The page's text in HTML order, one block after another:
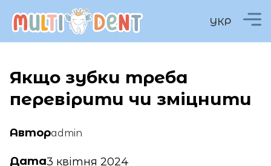
УКР
Якщо зубки треба
перевірити чи зміцнити
Авторadmin
Дата3 квітня 2024